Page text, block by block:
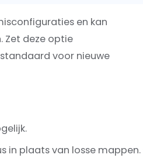
en kan
Zet deze optie
voor nieuwe
in plaats van losse mappen.